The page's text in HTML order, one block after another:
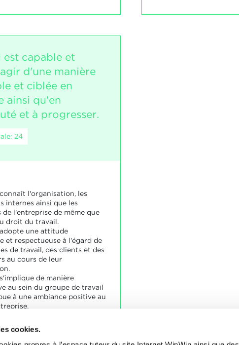
cookies.
capable et
d'une manière
et ciblée en
ainsi qu'en
et à progresser.
24
l'organisation, les
internes ainsi que les
de l'entreprise de même que
droit du travail.
une attitude
et respectueuse à l'égard de
de travail, des clients et des
au cours de leur
de manière
au sein du groupe de travail
à une ambiance positive au